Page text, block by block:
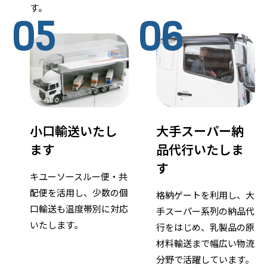
す。
05
小口輸送いたし
ます
キユーソースルー便・共
配便を活用し、少数の個
口輸送も温度帯別に対応
いたします。
06
大手スーパー納
品代行いたしま
す
格納ゲートを利用し、大
手スーパー系列の納品代
行をはじめ、乳製品の原
材料輸送まで幅広い物流
分野で活躍しています。